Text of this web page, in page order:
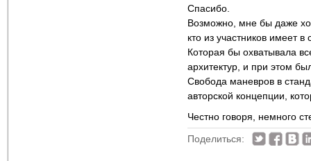
Спасибо.
Возможно, мне бы даже
кто из участников имеет
Которая бы охватывала
архитектур, и при этом
Свобода маневров в
авторской концепции,
Честно говоря, немного
Поделиться: